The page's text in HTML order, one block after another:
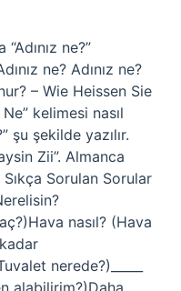
ne?”
ne? Adınız ne?
– Wie Heissen Sie
kelimesi nasıl
şu şekilde yazılır.
Zii”. Almanca
Sorulan Sorular
nasıl? (Hava
nerede?)_____
alabilirim?)Daha